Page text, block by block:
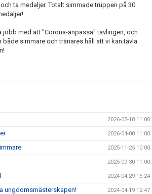
ta medaljer. Totalt simmade truppen på 30
jobb med att "Corona-anpassa" tävlingen, och
simmare och tränares håll att vi kan tävla
2026-05-18 11:00
2026-04-08 11:00
2025-11-25 10:00
2025-09-30 11:00
2024-04-29 15:24
ungdomsmästerskapen! 2024-04-19 12:47